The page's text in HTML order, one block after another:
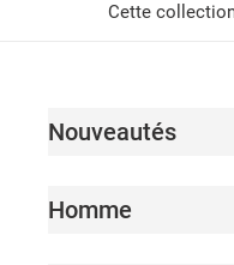
Cette
Nouveautés
Homme